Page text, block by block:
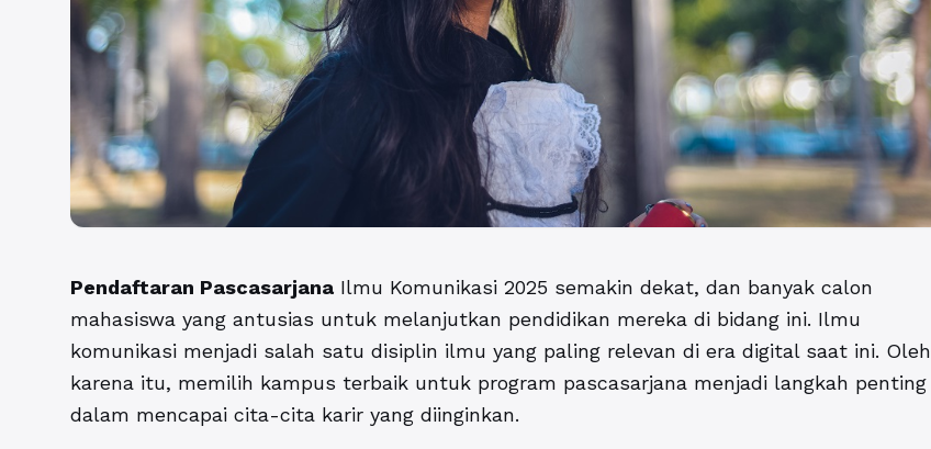
Pendaftaran Pascasarjana Ilmu Komunikasi 2025 semakin dekat, dan banyak calon
mahasiswa yang antusias untuk melanjutkan pendidikan mereka di bidang ini. Ilmu
komunikasi menjadi salah satu disiplin ilmu yang paling relevan di era digital saat ini. Oleh
karena itu, memilih kampus terbaik untuk program pascasarjana menjadi langkah penting
dalam mencapai cita-cita karir yang diinginkan.